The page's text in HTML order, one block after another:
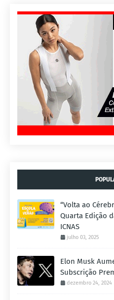
“Volta ao
Quarta Edição
ICNAS
julho 03, 2025
Elon Musk
Subscrição
dezembro 24, 2024